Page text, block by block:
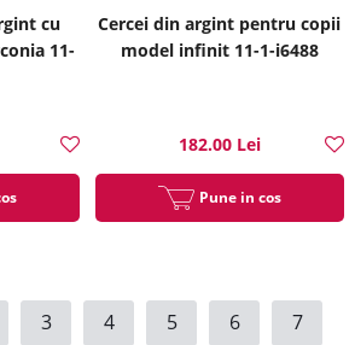
cu
11-
Cercei din argint pentru copii
model infinit 11-1-i6488
182.00 Lei
Pune in cos
3 4 5 6 7